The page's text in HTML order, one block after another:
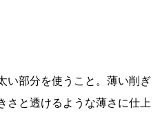
い部分を使うこと。薄い削ぎ
さと透けるような薄さに仕上